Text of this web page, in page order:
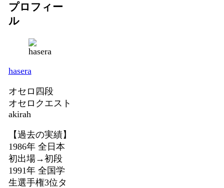
プロフィー
ル
hasera
オセロ四段
オセロクエスト
akirah
【過去の実績】
1986年 全日本
初出場→初段
1991年 全国学
生選手権3位タ